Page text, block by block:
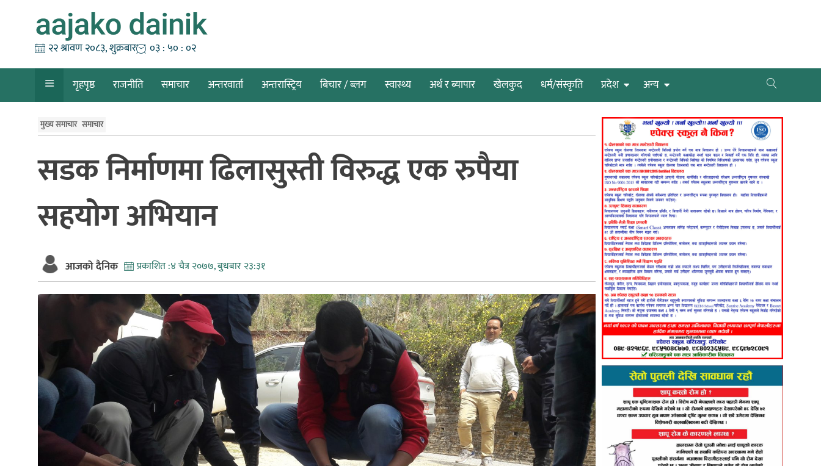
२२ श्रावण २०८३, शुक्रबार ०३ : ५० : ०३
गृहपृष्ठ राजनीति समाचार अन्तरवार्ता अन्तरास्ट्रिय बिचार / ब्लग स्वास्थ्य अर्थ र ब्यापार खेलकुद धर्म/संस्कृति प्रदेश अन्य
मुख्य समाचार समाचार
सडक निर्माणमा ढिलासुस्ती विरुद्ध एक रुपैया
सहयोग अभियान
आजको दैनिक प्रकाशित :४ चैत्र २०७७, बुधबार २३:३१